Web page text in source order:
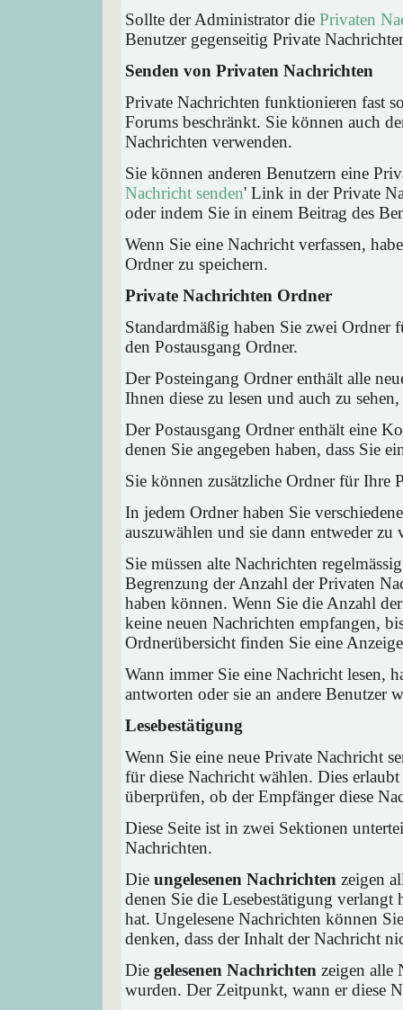
Sollte der Administrator die Privaten
Benutzer gegenseitig Private
Senden von Privaten Nachrichten
Private Nachrichten funktionieren fast
Forums beschränkt. Sie können auch
Nachrichten verwenden.
Sie können anderen Benutzern eine
Nachricht senden' Link in der Private
oder indem Sie in einem Beitrag des
Wenn Sie eine Nachricht verfassen,
Ordner zu speichern.
Private Nachrichten Ordner
Standardmäßig haben Sie zwei Ordner
den Postausgang Ordner.
Der Posteingang Ordner enthält alle
Ihnen diese zu lesen und auch zu
Der Postausgang Ordner enthält eine
denen Sie angegeben haben, dass Sie
Sie können zusätzliche Ordner für Ihre
In jedem Ordner haben Sie
auszuwählen und sie dann entweder
Sie müssen alte Nachrichten
Begrenzung der Anzahl der Privaten
haben können. Wenn Sie die Anzahl
keine neuen Nachrichten empfangen,
Ordnerübersicht finden Sie eine
Wann immer Sie eine Nachricht lesen,
antworten oder sie an andere Benutzer
Lesebestätigung
Wenn Sie eine neue Private Nachricht
für diese Nachricht wählen. Dies
überprüfen, ob der Empfänger diese
Diese Seite ist in zwei Sektionen
Nachrichten.
Die ungelesenen Nachrichten zeigen
denen Sie die Lesebestätigung verlangt
hat. Ungelesene Nachrichten können
denken, dass der Inhalt der Nachricht
Die gelesenen Nachrichten zeigen alle
wurden. Der Zeitpunkt, wann er diese